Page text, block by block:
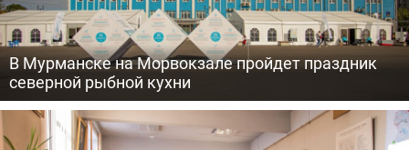
В Мурманске на Морвокзале пройдет праздник
северной рыбной кухни